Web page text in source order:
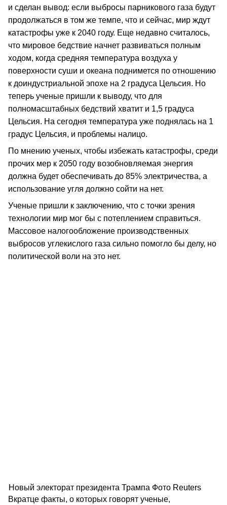
и сделан вывод: если выбросы парникового газа будут
продолжаться в том же темпе, что и сейчас, мир ждут
катастрофы уже к 2040 году. Еще недавно считалось,
что мировое бедствие начнет развиваться полным
ходом, когда средняя температура воздуха у
поверхности суши и океана поднимется по отношению
к доиндустриальной эпохе на 2 градуса Цельсия. Но
теперь ученые пришли к выводу, что для
полномасштабных бедствий хватит и 1,5 градуса
Цельсия. На сегодня температура уже поднялась на 1
градус Цельсия, и проблемы налицо.
По мнению ученых, чтобы избежать катастрофы, среди
прочих мер к 2050 году возобновляемая энергия
должна будет обеспечивать до 85% электричества, а
использование угля должно сойти на нет.
Ученые пришли к заключению, что с точки зрения
технологии мир мог бы с потеплением справиться.
Массовое налогообложение производственных
выбросов углекислого газа сильно помогло бы делу, но
политической воли на это нет.
Новый электорат президента Трампа Фото Reuters
Вкратце факты, o которых говорят ученые,